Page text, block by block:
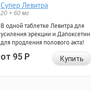
Супер Левитра
20 + 60 мг
В одной таблетке Левитра для
усиления эрекции и Дапоксетин
для продления полового акта!
от 95Р Купить